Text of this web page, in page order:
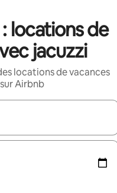
locations de
jacuzzi
locations de vacances
Airbnb
utilisez les flèches